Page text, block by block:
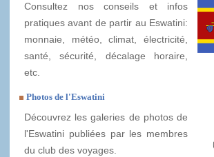
Consultez nos conseils et infos
pratiques avant de partir au Eswatini:
monnaie, météo, climat, électricité,
santé, sécurité, décalage horaire,
etc.
Photos de l'Eswatini
Découvrez les galeries de photos de
l'Eswatini publiées par les membres
du club des voyages.